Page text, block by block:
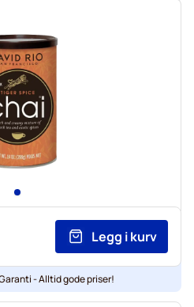
Legg i kurv
- Alltid gode priser!